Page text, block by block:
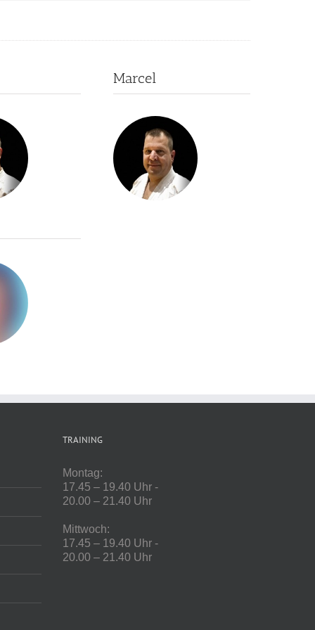
Marcel
TRAINING
Montag:
17.45 – 19.40 Uhr -
20.00 – 21.40 Uhr
Mittwoch:
17.45 – 19.40 Uhr -
20.00 – 21.40 Uhr